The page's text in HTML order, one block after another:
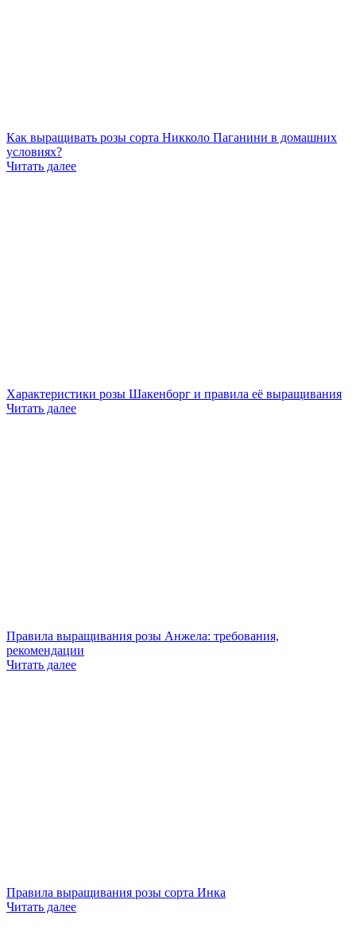
Как выращивать розы сорта Никколо Паганини в домашних
условиях?
Читать далее
Характеристики розы Шакенборг и правила её выращивания
Читать далее
Правила выращивания розы Анжела: требования,
рекомендации
Читать далее
Правила выращивания розы сорта Инка
Читать далее